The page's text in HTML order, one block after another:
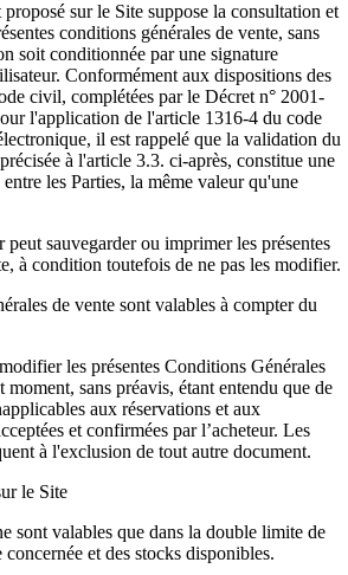
sur le Site suppose la consultation et
conditions générales de vente, sans
soit conditionnée par une signature
Conformément aux dispositions des
civil, complétées par le Décret n° 2001-
l'application de l'article 1316-4 du code
il est rappelé que la validation du
à l'article 3.3. ci-après, constitue une
les Parties, la même valeur qu'une
sauvegarder ou imprimer les présentes
à condition toutefois de ne pas les modifier.
de vente sont valables à compter du
les présentes Conditions Générales
sans préavis, étant entendu que de
aux réservations et aux
et confirmées par l’acheteur. Les
à l'exclusion de tout autre document.
le Site
sont valables que dans la double limite de
et des stocks disponibles.